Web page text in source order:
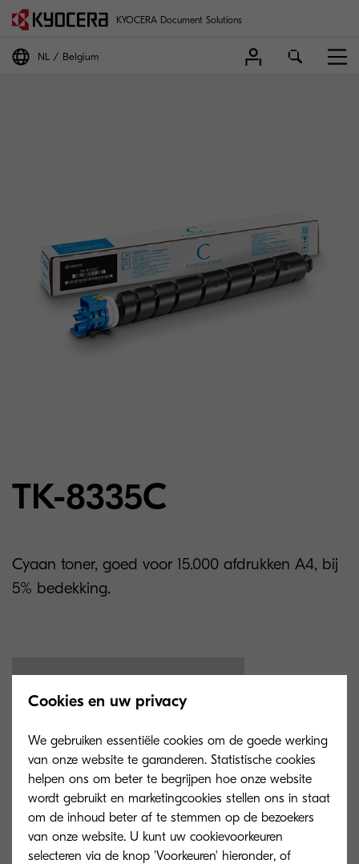
KYOCERA Document Solutions
NL Belgium
TK-8335C
Cyaan toner, goed voor 15.000 afdrukken A4, bij
5% bedekking.
Cookies en uw privacy
We gebruiken essentiële cookies om de goede werking
van onze website te garanderen. Statistische cookies
helpen ons om beter te begrijpen hoe onze website
wordt gebruikt en marketingcookies stellen ons in staat
om de inhoud beter af te stemmen op de bezoekers
van onze website. U kunt uw cookievoorkeuren
selecteren via de knop 'Voorkeuren' hieronder, of